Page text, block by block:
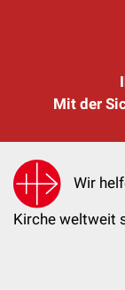
Mit der
Wir
Kirche weltweit